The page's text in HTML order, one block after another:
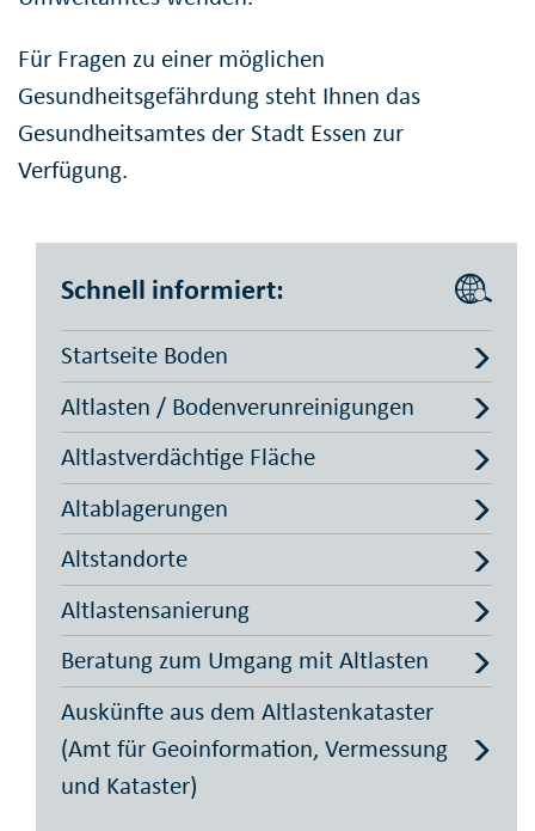
Für Fragen zu einer möglichen
Gesundheitsgefährdung steht Ihnen das
Gesundheitsamtes der Stadt Essen zur
Verfügung.
Schnell informiert:
Startseite Boden
Altlasten / Bodenverunreinigungen
Altlastverdächtige Fläche
Altablagerungen
Altstandorte
Altlastensanierung
Beratung zum Umgang mit Altlasten
Auskünfte aus dem Altlastenkataster
(Amt für Geoinformation, Vermessung
und Kataster)